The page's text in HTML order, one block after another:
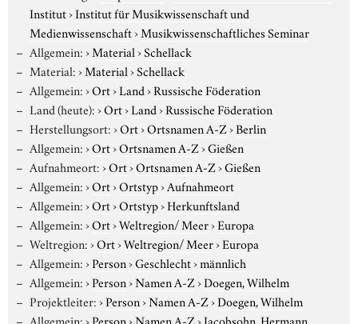
Institut›Institut für Musikwissenschaft und
Medienwissenschaft›Musikwissenschaftliches Seminar
Allgemein:›Material›Schellack
Material:›Material›Schellack
Allgemein:›Ort›Land›Russische Föderation
Land (heute):›Ort›Land›Russische Föderation
Herstellungsort:›Ort›Ortsnamen A-Z›Berlin
Allgemein:›Ort›Ortsnamen A-Z›Gießen
Aufnahmeort:›Ort›Ortsnamen A-Z›Gießen
Allgemein:›Ort›Ortstyp›Aufnahmeort
Allgemein:›Ort›Ortstyp›Herkunftsland
Allgemein:›Ort›Weltregion/ Meer›Europa
Weltregion:›Ort›Weltregion/ Meer›Europa
Allgemein:›Person›Geschlecht›männlich
Allgemein:›Person›Namen A-Z›Doegen, Wilhelm
Projektleiter:›Person›Namen A-Z›Doegen, Wilhelm
Allgemein:›Person›Namen A-Z›Jacobsohn, Hermann